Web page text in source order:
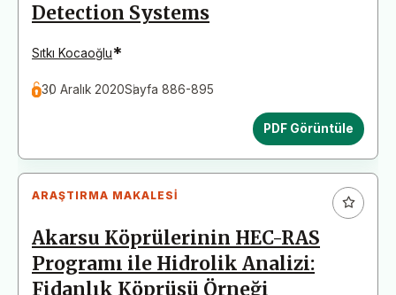
Detection Systems
Sıtkı Kocaoğlu*
30 Aralık 2020Sayfa 886-895
PDF Görüntüle
ARAŞTIRMA MAKALESI
Akarsu Köprülerinin HEC-RAS
Programı ile Hidrolik Analizi:
Fidanlık Köprüsü Örneği